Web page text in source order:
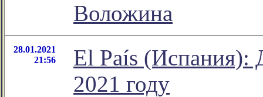
Воложина
28.01.2021
21:56
El País (Испания):
2021 году